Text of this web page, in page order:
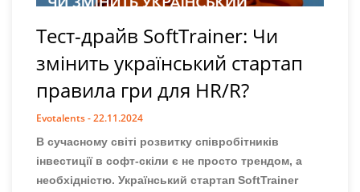
Тест-драйв SoftTrainer: Чи
змінить український стартап
правила гри для HR/R?
Evotalents 22.11.2024
В сучасному світі розвитку співробітників
інвестиції в софт-скіли є не просто трендом, а
необхідністю. Український стартап SoftTrainer